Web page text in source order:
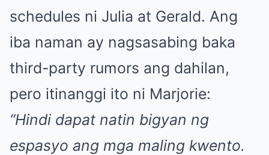
schedules ni Julia at Gerald. Ang
iba naman ay nagsasabing baka
third-party rumors ang dahilan,
pero itinanggi ito ni Marjorie:
“Hindi dapat natin bigyan ng
espasyo ang mga maling kwento.